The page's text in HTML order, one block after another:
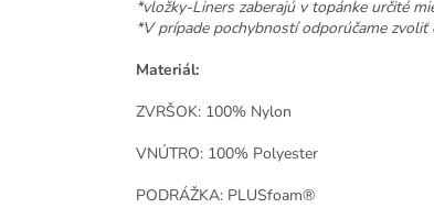
*vložky-Liners zaberajú v topánke určité
*V prípade pochybností odporúčame zvoliť
Materiál:
ZVRŠOK: 100% Nylon
VNÚTRO: 100% Polyester
PODRÁŽKA: PLUSfoam®